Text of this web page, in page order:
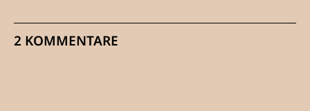
2 KOMMENTARE